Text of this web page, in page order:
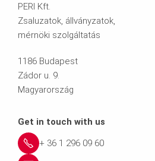
PERI Kft.
Zsaluzatok, állványzatok,
mérnöki szolgáltatás
1186 Budapest
Zádor u. 9.
Magyarország
Get in touch with us
+ 36 1 296 09 60